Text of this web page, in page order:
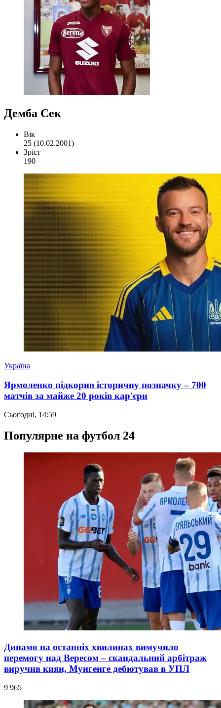
Демба Сек
Вік
25 (10.02.2001)
Зріст
190
Україна
Ярмоленко підкорив історичну позначку – 700
матчів за майже 20 років кар'єри
Сьогодні, 14:59
Популярне на футбол 24
Динамо на останніх хвилинах вимучило
перемогу над Вересом – скандальний арбітраж
виручив киян, Мунгенге дебютував в УПЛ
9 965